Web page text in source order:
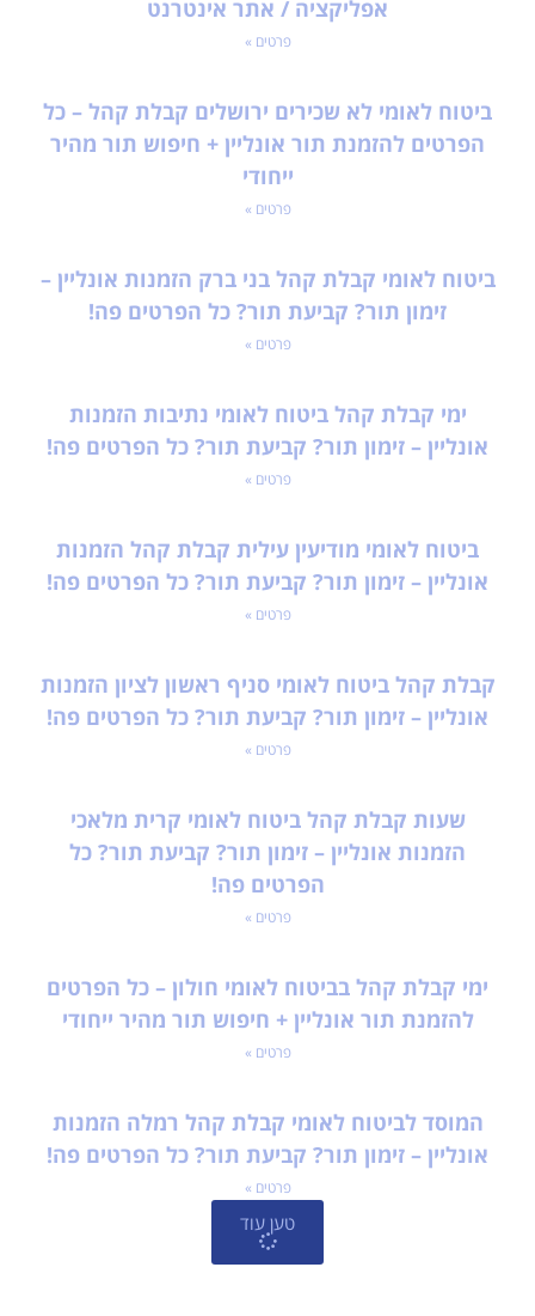
אפליקציה / אתר אינטרנט
פרטים »
ביטוח לאומי לא שכירים ירושלים קבלת קהל – כל
הפרטים להזמנת תור אונליין + חיפוש תור מהיר
ייחודי
פרטים »
ביטוח לאומי קבלת קהל בני ברק הזמנות אונליין –
זימון תור? קביעת תור? כל הפרטים פה!
פרטים »
ימי קבלת קהל ביטוח לאומי נתיבות הזמנות
אונליין – זימון תור? קביעת תור? כל הפרטים פה!
פרטים »
ביטוח לאומי מודיעין עילית קבלת קהל הזמנות
אונליין – זימון תור? קביעת תור? כל הפרטים פה!
פרטים »
קבלת קהל ביטוח לאומי סניף ראשון לציון הזמנות
אונליין – זימון תור? קביעת תור? כל הפרטים פה!
פרטים »
שעות קבלת קהל ביטוח לאומי קרית מלאכי
הזמנות אונליין – זימון תור? קביעת תור? כל
הפרטים פה!
פרטים »
ימי קבלת קהל בביטוח לאומי חולון – כל הפרטים
להזמנת תור אונליין + חיפוש תור מהיר ייחודי
פרטים »
המוסד לביטוח לאומי קבלת קהל רמלה הזמנות
אונליין – זימון תור? קביעת תור? כל הפרטים פה!
פרטים »
טען עוד